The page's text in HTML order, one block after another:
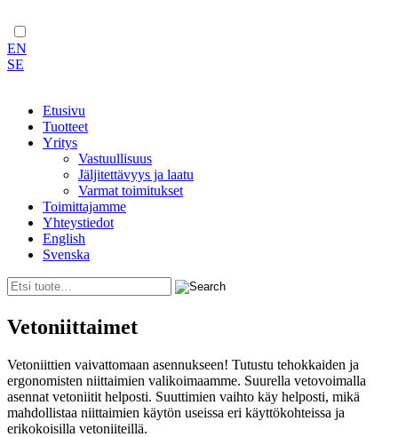
EN
SE
Etusivu
Tuotteet
Yritys
Vastuullisuus
Jäljitettävyys ja laatu
Varmat toimitukset
Toimittajamme
Yhteystiedot
English
Svenska
Skip
to
Vetoniittaimet
Vetoniittien vaivattomaan asennukseen! Tutustu tehokkaiden ja
ergonomisten niittaimien valikoimaamme. Suurella vetovoimalla
asennat vetoniitit helposti. Suuttimien vaihto käy helposti, mikä
mahdollistaa niittaimien käytön useissa eri käyttökohteissa ja
erikokoisilla vetoniiteillä.